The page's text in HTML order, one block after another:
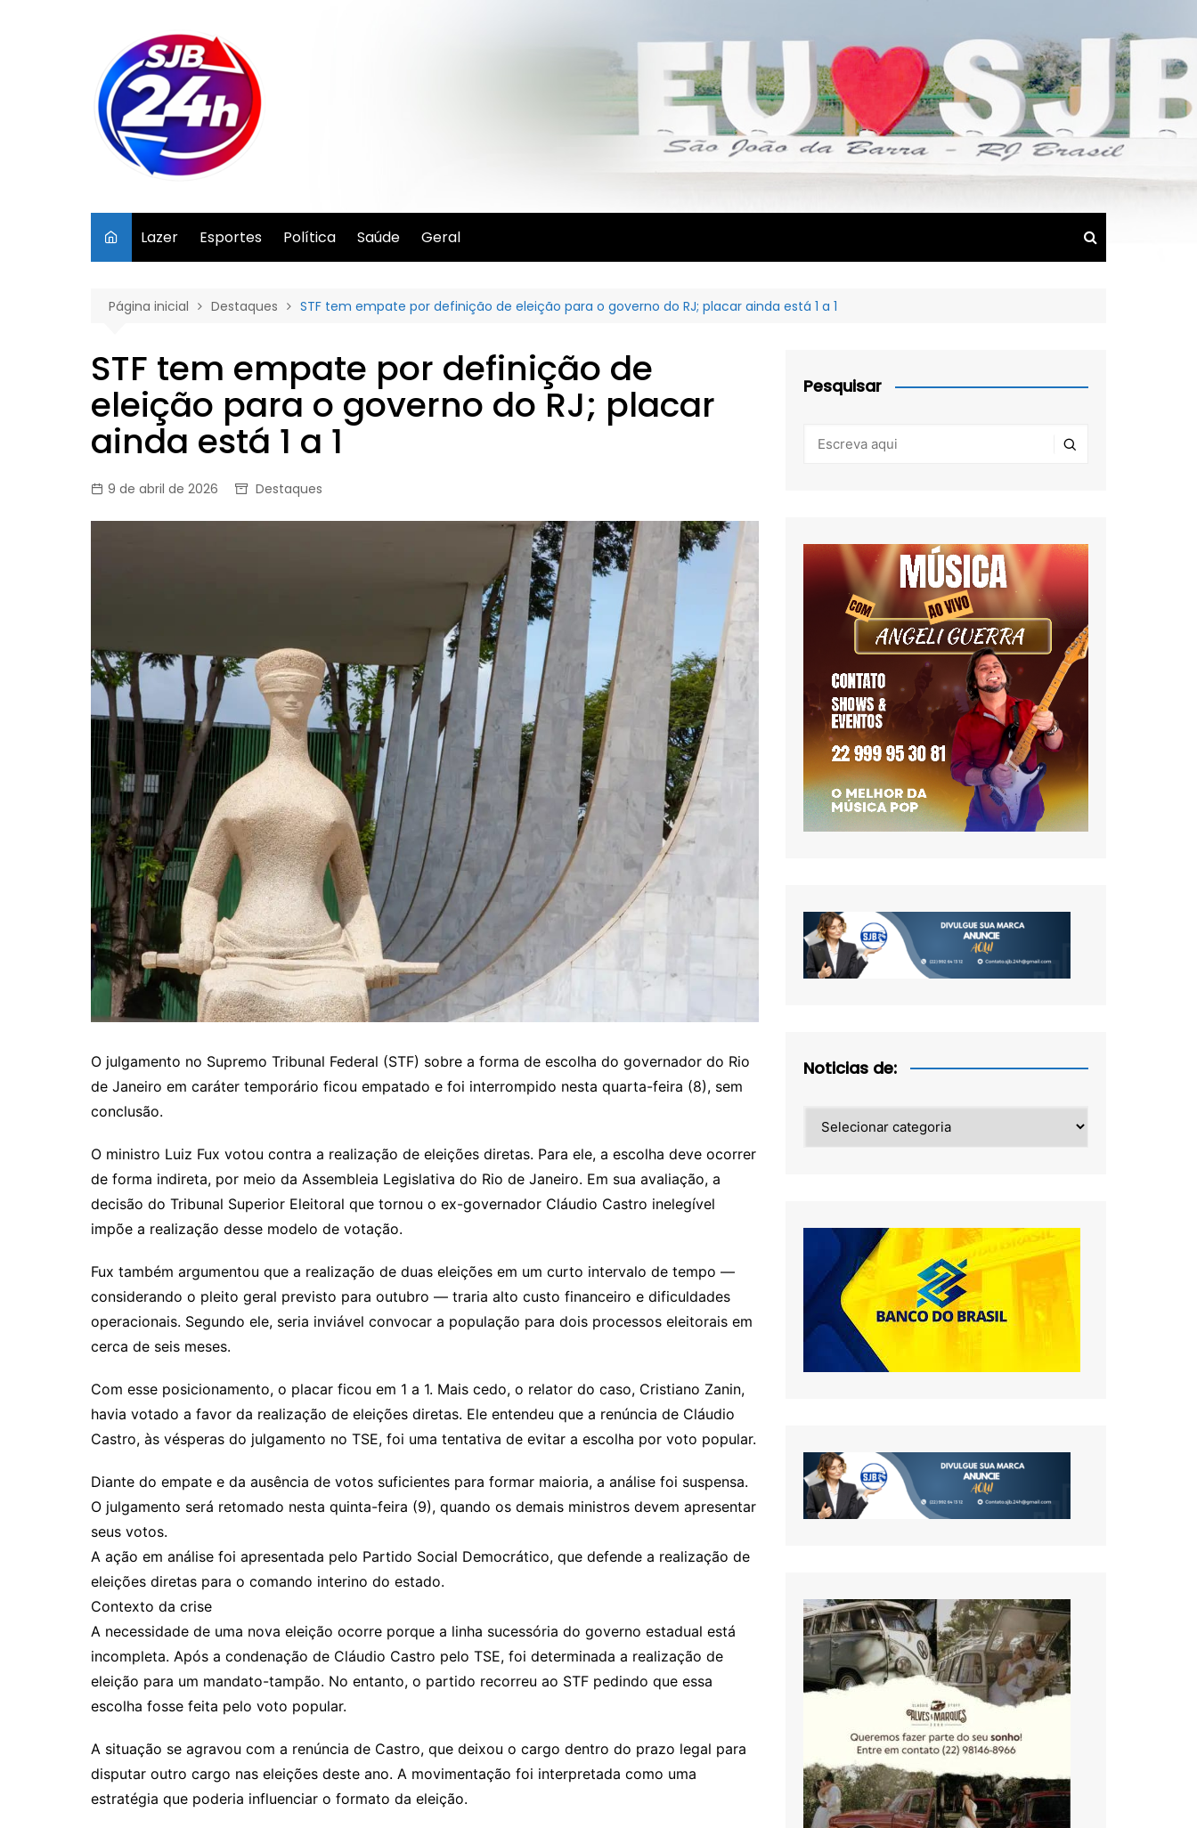
Lazer Esportes Política Saúde Geral
Página inicial Destaques STF tem empate por definição de eleição para o governo do RJ; placar ainda está 1 a 1
STF tem empate por definição de
eleição para o governo do RJ; placar
ainda está 1 a 1
9 de abril de 2026 Destaques
O julgamento no Supremo Tribunal Federal (STF) sobre a forma de escolha do governador do Rio
de Janeiro em caráter temporário ficou empatado e foi interrompido nesta quarta-feira (8), sem
conclusão.
O ministro Luiz Fux votou contra a realização de eleições diretas. Para ele, a escolha deve ocorrer
de forma indireta, por meio da Assembleia Legislativa do Rio de Janeiro. Em sua avaliação, a
decisão do Tribunal Superior Eleitoral que tornou o ex-governador Cláudio Castro inelegível
impõe a realização desse modelo de votação.
Fux também argumentou que a realização de duas eleições em um curto intervalo de tempo —
considerando o pleito geral previsto para outubro — traria alto custo financeiro e dificuldades
operacionais. Segundo ele, seria inviável convocar a população para dois processos eleitorais em
cerca de seis meses.
Com esse posicionamento, o placar ficou em 1 a 1. Mais cedo, o relator do caso, Cristiano Zanin,
havia votado a favor da realização de eleições diretas. Ele entendeu que a renúncia de Cláudio
Castro, às vésperas do julgamento no TSE, foi uma tentativa de evitar a escolha por voto popular.
Diante do empate e da ausência de votos suficientes para formar maioria, a análise foi suspensa.
O julgamento será retomado nesta quinta-feira (9), quando os demais ministros devem apresentar
seus votos.
A ação em análise foi apresentada pelo Partido Social Democrático, que defende a realização de
eleições diretas para o comando interino do estado.
Contexto da crise
A necessidade de uma nova eleição ocorre porque a linha sucessória do governo estadual está
incompleta. Após a condenação de Cláudio Castro pelo TSE, foi determinada a realização de
eleição para um mandato-tampão. No entanto, o partido recorreu ao STF pedindo que essa
escolha fosse feita pelo voto popular.
A situação se agravou com a renúncia de Castro, que deixou o cargo dentro do prazo legal para
disputar outro cargo nas eleições deste ano. A movimentação foi interpretada como uma
estratégia que poderia influenciar o formato da eleição.
Pesquisar
Noticias de:
de: